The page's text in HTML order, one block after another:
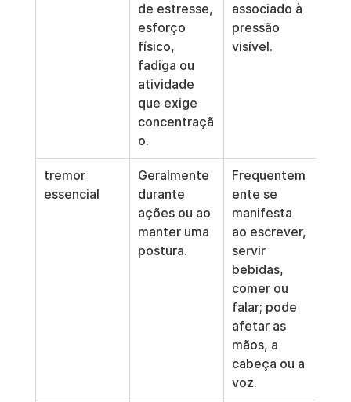
de estresse,
esforço
físico,
fadiga ou
atividade
que exige
concentraçã
o.
associado à
pressão
visível.
tremor
essencial
Geralmente
durante
ações ou ao
manter uma
postura.
Frequentem
ente se
manifesta
ao escrever,
servir
bebidas,
comer ou
falar; pode
afetar as
mãos, a
cabeça ou a
voz.